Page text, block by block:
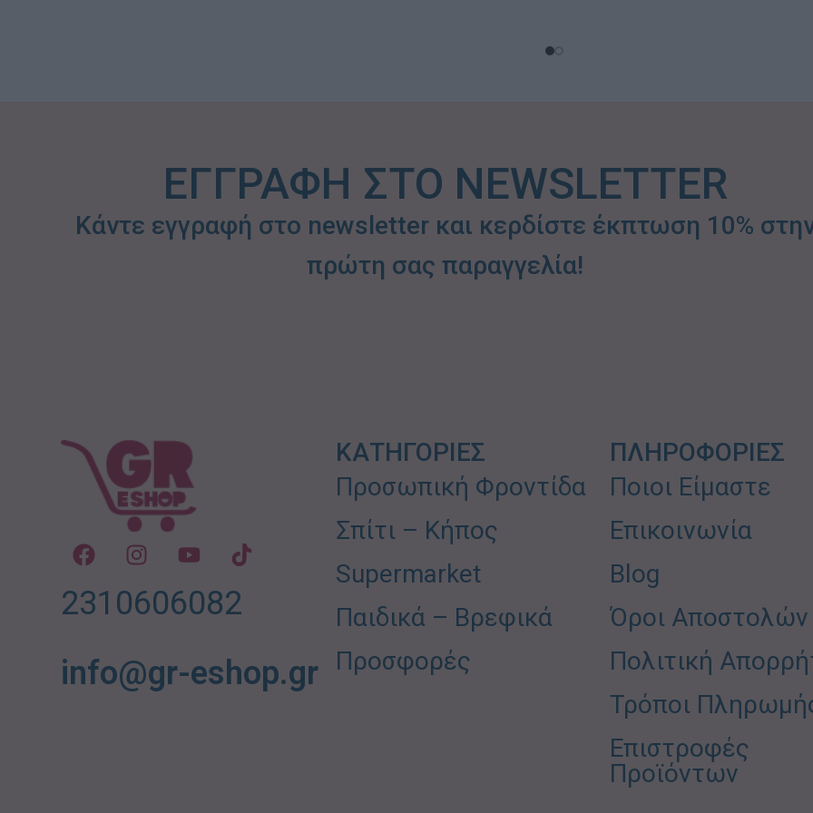
ΕΓΓΡΑΦΗ ΣΤΟ NEWSLETTER
Κάντε εγγραφή στο newsletter και κερδίστε έκπτωση 10%
πρώτη σας παραγγελία!
2310606082
info@gr-eshop.gr
ΚΑΤΗΓΟΡΙΕΣ
Προσωπική Φροντίδα
Σπίτι – Κήπος
Supermarket
Παιδικά – Βρεφικά
Προσφορές
ΠΛΗΡΟΦΟΡΙΕΣ
Ποιοι Είμαστε
Επικοινωνία
Blog
Όροι Αποστολών
Πολιτική
Τρόποι
Επιστροφές
Προϊόντων